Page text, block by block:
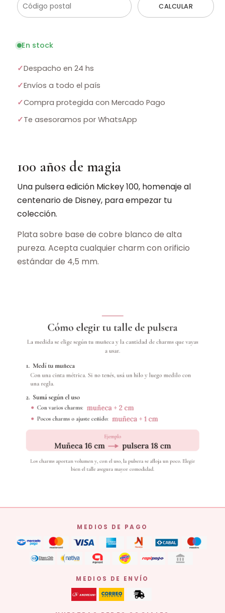
CALCULAR
En stock
✓Despacho en 24 hs
✓Envíos a todo el país
✓Compra protegida con Mercado Pago
✓Te asesoramos por WhatsApp
100 años de magia
Una pulsera edición Mickey 100, homenaje al
centenario de Disney, para empezar tu
colección.
Plata sobre base de cobre blanco de alta
pureza. Acepta cualquier charm con orificio
estándar de 4,5 mm.
MEDIOS DE PAGO
MEDIOS DE ENVÍO